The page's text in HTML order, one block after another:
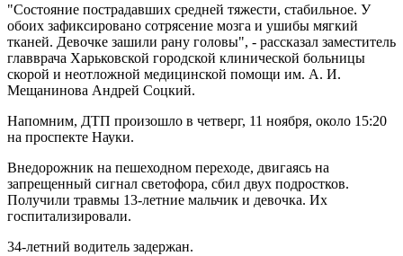
"Состояние пострадавших средней тяжести, стабильное. У
обоих зафиксировано сотрясение мозга и ушибы мягкий
тканей. Девочке зашили рану головы", - рассказал заместитель
главврача Харьковской городской клинической больницы
скорой и неотложной медицинской помощи им. А. И.
Мещанинова Андрей Соцкий.
Напомним, ДТП произошло в четверг, 11 ноября, около 15:20
на проспекте Науки.
Внедорожник на пешеходном переходе, двигаясь на
запрещенный сигнал светофора, сбил двух подростков.
Получили травмы 13-летние мальчик и девочка. Их
госпитализировали.
34-летний водитель задержан.